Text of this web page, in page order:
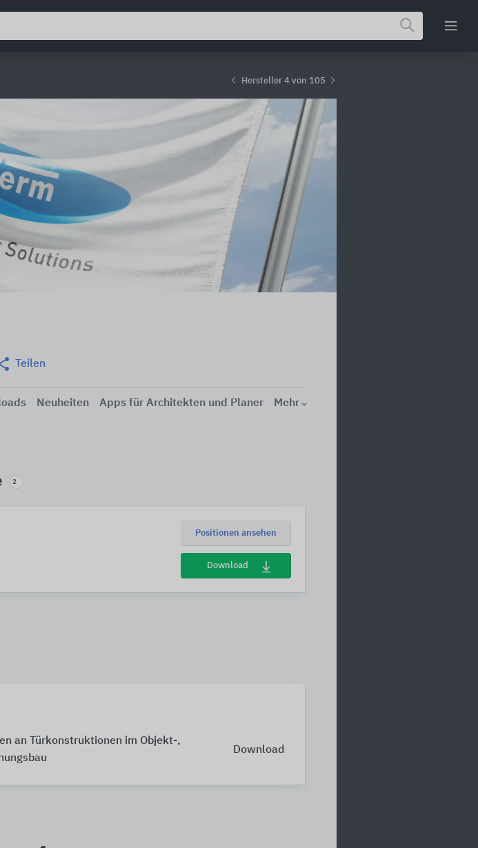
Hersteller 4 von 105
Teilen
Neuheiten Apps für Architekten und Planer Mehr
2
Positionen ansehen
Download
an Türkonstruktionen im Objekt-,
Download